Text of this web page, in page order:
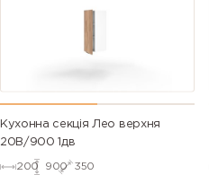
Кухонна секція Лео верхня
20В/900 1дв
200 900 350